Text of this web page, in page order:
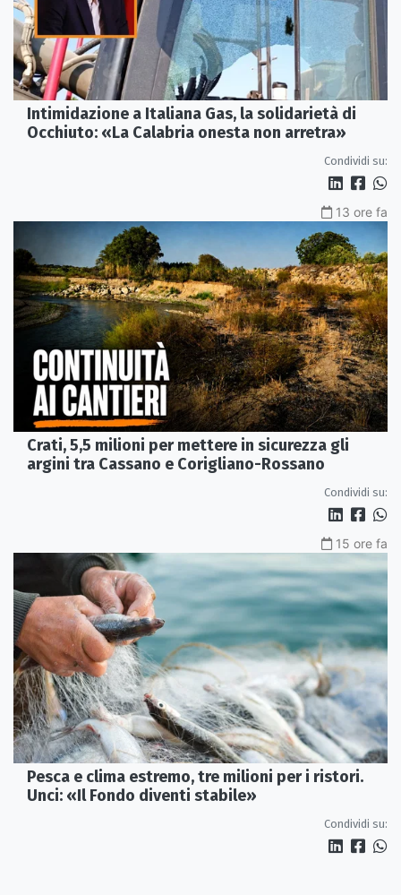
Intimidazione a Italiana Gas, la solidarietà di
Occhiuto: «La Calabria onesta non arretra»
Condividi su:
13 ore fa
Crati, 5,5 milioni per mettere in sicurezza gli
argini tra Cassano e Corigliano-Rossano
Condividi su:
15 ore fa
Pesca e clima estremo, tre milioni per i ristori.
Unci: «Il Fondo diventi stabile»
Condividi su: